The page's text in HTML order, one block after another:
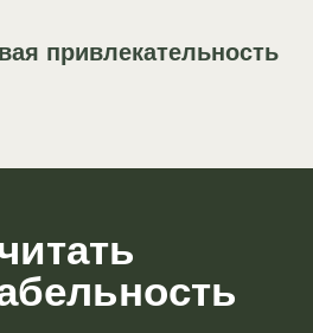
привлекательность